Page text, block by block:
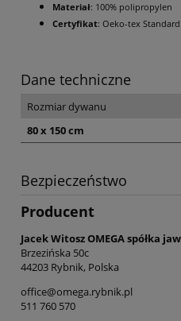
Materiał: 100% polipropylen
Certyfikat: Oeko-tex
Dane techniczne
Rozmiar dywanu
80 x 150 cm
Bezpieczeństwo
Producent
Jacek Witosz OMEGA spółka
Brzezińska 50c
44203 Rybnik, Polska
office@omega.rybnik.pl
511 760 570